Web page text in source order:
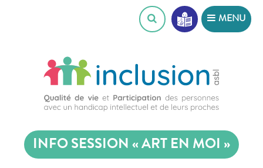
MENU
INFO SESSION « ART EN MOI »